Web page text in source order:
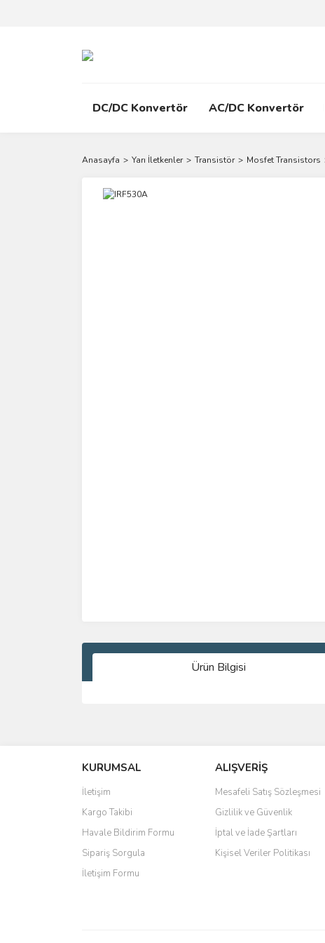
DC/DC Konvertör AC/DC Konvertör
Anasayfa Yarı İletkenler Transistör Mosfet Transistors
Ürün Bilgisi
Ürün resmi kalitesiz, bozuk veya görüntülenemiyor.
Ürün açıklamasında eksik bilgiler bulunuyor.
Ürün bilgilerinde hatalar bulunuyor.
Ürün fiyatı diğer sitelerden daha pahalı.
Bu ürüne benzer farklı alternatifler olmalı.
KURUMSAL
İletişim
Kargo Takibi
Havale Bildirim Formu
Sipariş Sorgula
İletişim Formu
ALIŞVERİŞ
Mesafeli Satış Sözleşmesi
Gizlilik ve Güvenlik
İptal ve İade Şartları
Kişisel Veriler Politikası